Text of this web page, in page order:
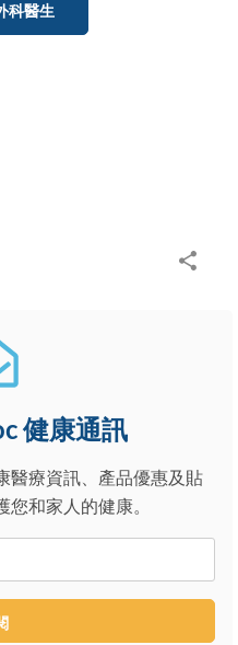
科醫生
健康通訊
醫療資訊、產品優惠及貼
和家人的健康。